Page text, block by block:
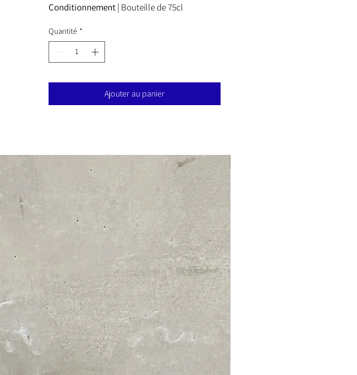
Conditionnement | Bouteille de 75cl
Quantité *
Ajouter au panier